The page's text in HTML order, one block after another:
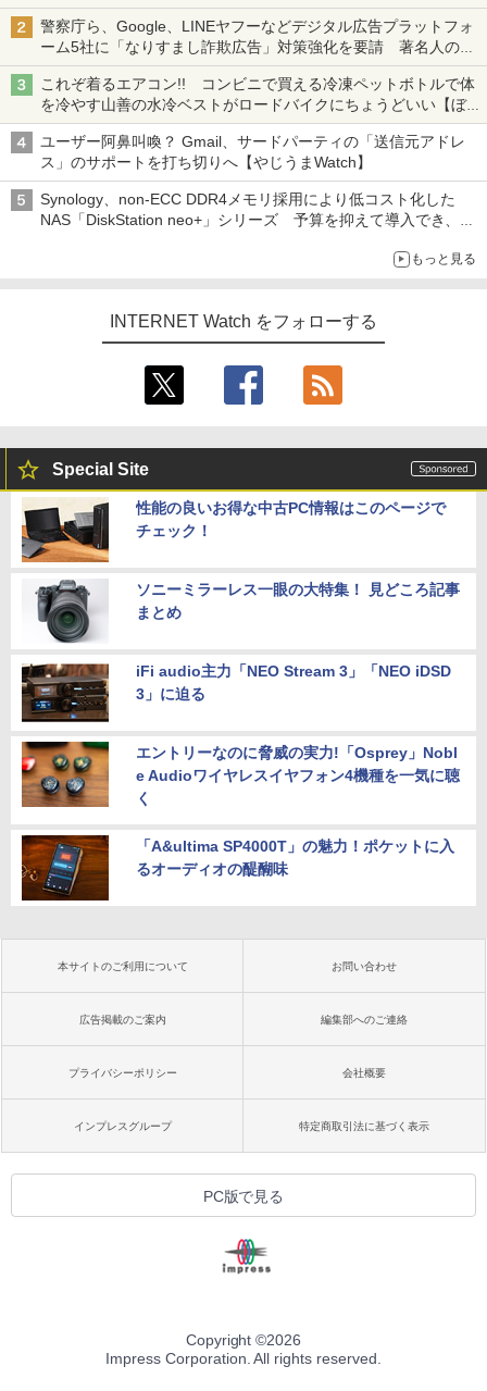
も、持ち替えずに書き込める
警察庁ら、Google、LINEヤフーなどデジタル広告プラットフォ
ーム5社に「なりすまし詐欺広告」対策強化を要請 著名人の写
真や映像を使った投資詐欺などへの対策として
これぞ着るエアコン!! コンビニで買える冷凍ペットボトルで体
を冷やす山善の水冷ベストがロードバイクにちょうどいい【ぼっ
ち・ざ・ろーど！その14】【空いた時間でなにしてる？】
ユーザー阿鼻叫喚？ Gmail、サードパーティの「送信元アドレ
ス」のサポートを打ち切りへ【やじうまWatch】
Synology、non-ECC DDR4メモリ採用により低コスト化した
NAS「DiskStation neo+」シリーズ 予算を抑えて導入でき、
もっと見る
INTERNET Watch をフォローする
Special Site
性能の良いお得な中古PC情報はこのページで
チェック！
ソニーミラーレス一眼の大特集！ 見どころ記事
まとめ
iFi audio主力「NEO Stream 3」「NEO iDSD
3」に迫る
エントリーなのに脅威の実力!「Osprey」Nobl
e Audioワイヤレスイヤフォン4機種を一気に聴
く
「A&ultima SP4000T」の魅力！ポケットに入
るオーディオの醍醐味
本サイトのご利用について お問い合わせ
広告掲載のご案内 編集部へのご連絡
プライバシーポリシー 会社概要
インプレスグループ 特定商取引法に基づく表示
PC版で見る
Copyright ©2026
Impress Corporation. All rights reserved.